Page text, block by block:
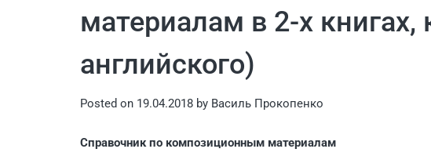
материалам в 2-х книгах,
английского)
Posted on 19.04.2018 by Василь Прокопенко
Справочник по композиционным материалам